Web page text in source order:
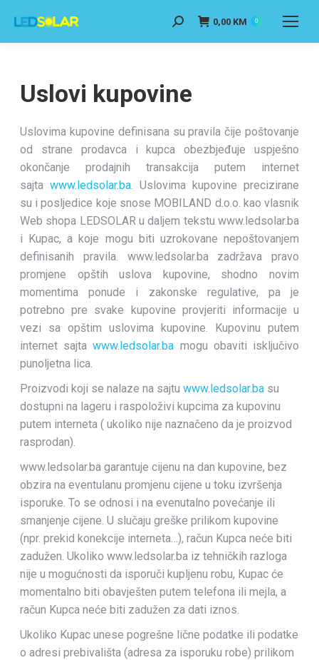
0,00 KM 0
Uslovi kupovine
Uslovima kupovine definisana su pravila čije poštovanje
od strane prodavca i kupca obezbjeđuje uspješno
okončanje prodajnih transakcija putem internet
sajta www.ledsolar.ba. Uslovima kupovine precizirane
su i posljedice koje snose MOBILAND d.o.o. kao vlasnik
Web shopa LEDSOLAR u daljem tekstu www.ledsolar.ba
i Kupac, a koje mogu biti uzrokovane nepoštovanjem
definisanih pravila. www.ledsolar.ba zadržava pravo
promjene opštih uslova kupovine, shodno novim
momentima ponude i zakonske regulative, pa je
potrebno pre svake kupovine provjeriti informacije u
vezi sa opštim uslovima kupovine. Kupovinu putem
internet sajtawww.ledsolar.ba mogu obaviti isključivo
punoljetna lica.
Proizvodi koji se nalaze na sajtu www.ledsolar.basu
dostupni na lageru i raspoloživi kupcima za kupovinu
putem interneta ( ukoliko nije naznačeno da je proizvod
rasprodan).
www.ledsolar.ba garantuje cijenu na dan kupovine, bez
obzira na eventulanu promjenu cijene u toku izvršenja
isporuke. To se odnosi i na evenutalno povećanje ili
smanjenje cijene. U slučaju greške prilikom kupovine
(npr. prekid konekcije interneta…), račun Kupca neće biti
zadužen. Ukoliko www.ledsolar.ba iz tehničkih razloga
nije u mogućnosti da isporuči kupljenu robu, Kupac će
momentalno biti obavješten putem telefona ili mejla, a
račun Kupca neće biti zadužen za dati iznos.
Ukoliko Kupac unese pogrešne lične podatke ili podatke
o adresi prebivališta (adresa za isporuku robe) prilikom